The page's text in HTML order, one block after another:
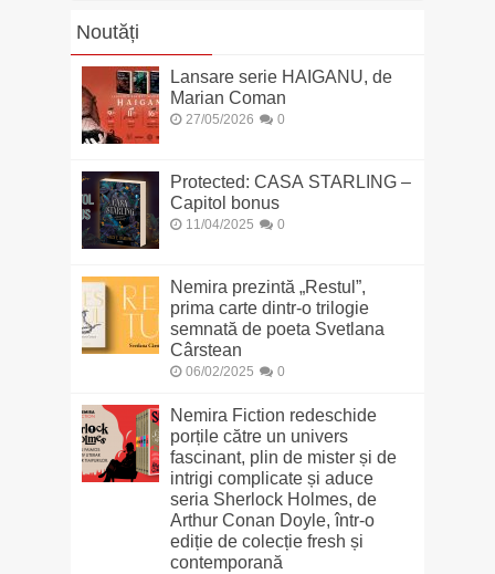
Noutăți
Lansare serie HAIGANU, de
Marian Coman
27/05/2026 0
Protected: CASA STARLING –
Capitol bonus
11/04/2025 0
Nemira prezintă „Restul”,
prima carte dintr-o trilogie
semnată de poeta Svetlana
Cârstean
06/02/2025 0
Nemira Fiction redeschide
porțile către un univers
fascinant, plin de mister și de
intrigi complicate și aduce
seria Sherlock Holmes, de
Arthur Conan Doyle, într-o
ediție de colecție fresh și
contemporană